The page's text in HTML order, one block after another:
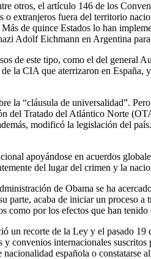
otros, el artículo 146 de los
o extranjeros fuera del territorio
de quince Estados lo han
Adolf Eichmann en Argentina
de este tipo, como el del general
la CIA que aterrizaron en
la “cláusula de universalidad”.
del Tratado del Atlántico Norte
modificó la legislación del
apoyándose en acuerdos
del lugar del crimen y la
de Obama se ha
acaba de iniciar un proceso
como por los efectos que han tenido
recorte de la Ley y el pasado
internacionales
española o